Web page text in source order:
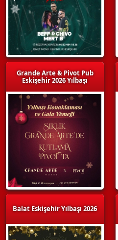
Grande Arte & Pivot Pub
Eskişehir 2026 Yılbaşı
Balat Eskişehir Yılbaşı 2026